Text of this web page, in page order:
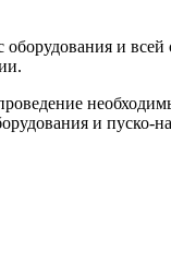
и всей
и пуско-